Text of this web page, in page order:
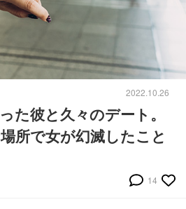
2022.10.26
た彼と久々のデート。
所で女が幻滅したこと
14